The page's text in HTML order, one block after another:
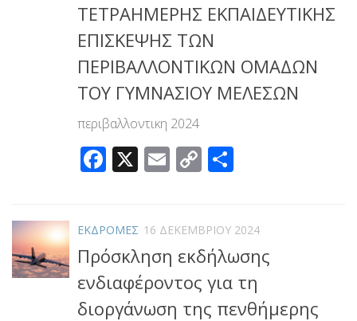
ΤΕΤΡΑΗΜΕΡΗΣ ΕΚΠΑΙΔΕΥΤΙΚΗΣ
ΕΠΙΣΚΕΨΗΣ ΤΩΝ
ΠΕΡΙΒΑΛΛΟΝΤΙΚΩΝ ΟΜΑΔΩΝ
ΤΟΥ ΓΥΜΝΑΣΙΟΥ ΜΕΛΕΣΩΝ
περιβαλλοντικη 2024
Facebook
X Email
Copy
ΕΚΔΡΟΜΕΣ 16 ΔΕΚΕΜΒΡΊΟΥ 2024
Πρόσκληση εκδήλωσης
ενδιαφέροντος για τη
διοργάνωση της πενθήμερης